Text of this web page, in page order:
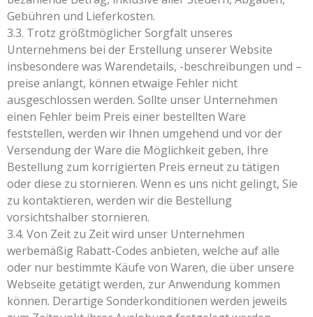
Gebühren und Lieferkosten.
3.3. Trotz größtmöglicher Sorgfalt unseres
Unternehmens bei der Erstellung unserer Website
insbesondere was Warendetails, -beschreibungen und –
preise anlangt, können etwaige Fehler nicht
ausgeschlossen werden. Sollte unser Unternehmen
einen Fehler beim Preis einer bestellten Ware
feststellen, werden wir Ihnen umgehend und vor der
Versendung der Ware die Möglichkeit geben, Ihre
Bestellung zum korrigierten Preis erneut zu tätigen
oder diese zu stornieren. Wenn es uns nicht gelingt, Sie
zu kontaktieren, werden wir die Bestellung
vorsichtshalber stornieren.
3.4. Von Zeit zu Zeit wird unser Unternehmen
werbemäßig Rabatt-Codes anbieten, welche auf alle
oder nur bestimmte Käufe von Waren, die über unsere
Webseite getätigt werden, zur Anwendung kommen
können. Derartige Sonderkonditionen werden jeweils